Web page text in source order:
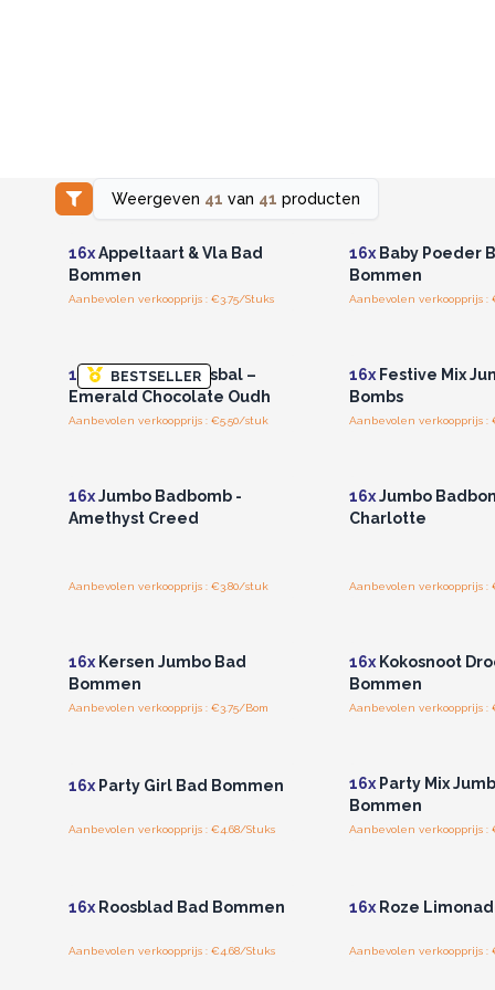
Weergeven 41 van 41 producten
Log in of registreer u voor
groothandelsprijzen.
16xAppeltaart & Vla Bad
Bommen
Aanbevolen verkoopprijs : €3.75/Stuks
16xBaby Poeder
Bommen
Aanbevolen verkoopprijs :
BESTSELLER
16xDubai Badbruisbal –
Emerald Chocolate Oudh
Aanbevolen verkoopprijs : €5.50/stuk
16xFestive Mix
Bombs
Aanbevolen verkoopprijs :
16xJumbo Badbomb -
Amethyst Creed
Aanbevolen verkoopprijs : €3.80/stuk
16xJumbo
Charlotte
Aanbevolen verkoopprijs :
16x Kersen Jumbo Bad
Bommen
Aanbevolen verkoopprijs : €3.75/Bom
16xKokosnoot
Bommen
Aanbevolen verkoopprijs :
16x Party Girl Bad Bommen
Aanbevolen verkoopprijs : €4.68/Stuks
16xParty Mix
Bommen
Aanbevolen verkoopprijs :
16x Roosblad Bad Bommen
Aanbevolen verkoopprijs : €4.68/Stuks
16xRoze
Aanbevolen verkoopprijs :